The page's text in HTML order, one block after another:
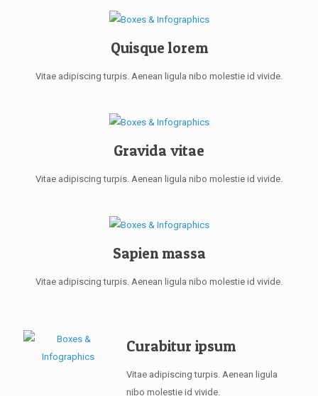
Quisque lorem
Vitae adipiscing turpis. Aenean ligula nibo molestie id vivide.
Gravida vitae
Vitae adipiscing turpis. Aenean ligula nibo molestie id vivide.
Sapien massa
Vitae adipiscing turpis. Aenean ligula nibo molestie id vivide.
Curabitur ipsum
Vitae adipiscing turpis. Aenean ligula
nibo molestie id vivide.